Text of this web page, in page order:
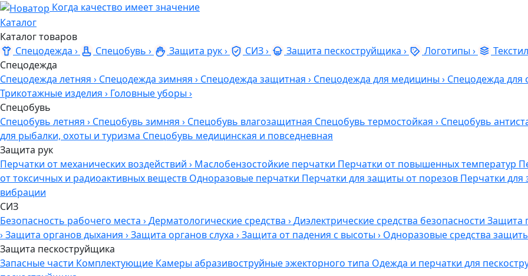
Когда качество имеет значение
Каталог
Каталог товаров
Спецодежда › Спецобувь › Защита рук› СИЗ› Защита пескоструйщика › Логотипы ›
Спецодежда
Спецодежда летняя › Спецодежда зимняя › Спецодежда защитная › Спецодежда для медицины › Спецодежда для
Трикотажные изделия › Головные уборы ›
Спецобувь
Спецобувь летняя › Спецобувь зимняя › Спецобувь влагозащитная Спецобувь термостойкая › Спецобувь
для рыбалки, охоты и туризма Спецобувь медицинская и повседневная
Защита рук
Перчатки от механических воздействий › Маслобензостойкие перчатки Перчатки от повышенных температур
от токсичных и радиоактивных веществ Одноразовые перчатки Перчатки для защиты от порезов Перчатки для
вибрации
СИЗ
Безопасность рабочего места ›Дерматологические средства ›Диэлектрические средства безопасности Защита
›Защита органов дыхания ›Защита органов слуха ›Защита от падения с высоты › Одноразовые средства
Защита пескоструйщика
Запасные части Комплектующие Камеры абразивоструйные эжекторного типа Одежда и перчатки для